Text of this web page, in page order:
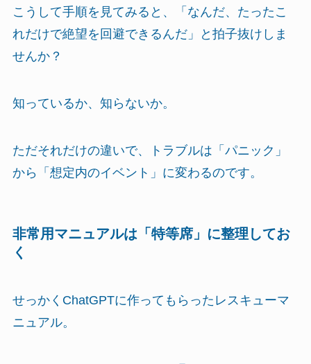
こうして手順を見てみると、「なんだ、たったこ
れだけで絶望を回避できるんだ」と拍子抜けしま
せんか？
知っているか、知らないか。
ただそれだけの違いで、トラブルは「パニック」
から「想定内のイベント」に変わるのです。
非常用マニュアルは「特等席」に整理してお
く
せっかくChatGPTに作ってもらったレスキューマ
ニュアル。